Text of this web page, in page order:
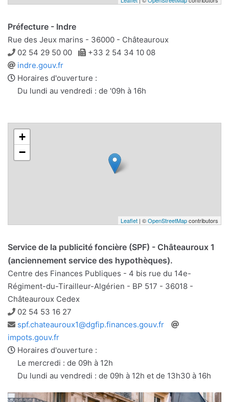
Préfecture - Indre
Rue des Jeux marins - 36000 - Châteauroux
Téléphone
02 54 29 50 00 Télécopie
+33 2 54 34 10 08
Site
web
indre.gouv.fr
Horaires d'ouverture :
Du lundi au vendredi : de '09h à 16h
+
−
Leaflet | ©OpenStreetMapcontributors
Service de la publicité foncière (SPF) - Châteauroux 1
(anciennement service des hypothèques).
Centre des Finances Publiques - 4 bis rue du 14e-
Régiment-du-Tirailleur-Algérien - BP 517 - 36018 -
Châteauroux Cedex
Téléphone
02 54 53 16 27
Adresse
e-
mail
spf.chateauroux1@dgfip.finances.gouv.fr
impots.gouv.fr
Horaires d'ouverture :
Le mercredi : de 09h à 12h
Du lundi au vendredi : de 09h à 12h et de 13h30 à 16h